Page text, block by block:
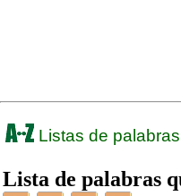
Listas de palabras
Lista de palabras